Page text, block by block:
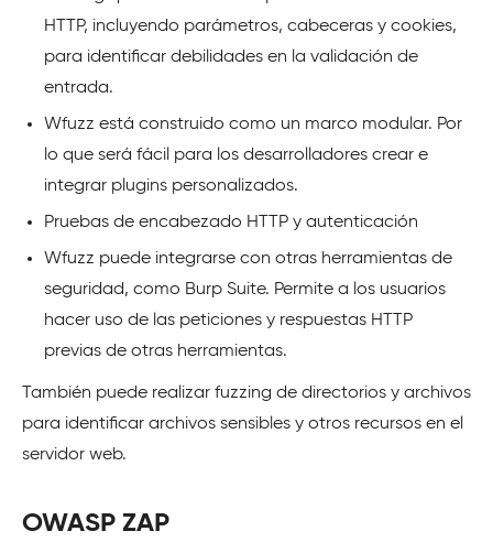
HTTP, incluyendo parámetros, cabeceras y cookies,
para identificar debilidades en la validación de
entrada.
Wfuzz está construido como un marco modular. Por
lo que será fácil para los desarrolladores crear e
integrar plugins personalizados.
Pruebas de encabezado HTTP y autenticación
Wfuzz puede integrarse con otras herramientas de
seguridad, como Burp Suite. Permite a los usuarios
hacer uso de las peticiones y respuestas HTTP
previas de otras herramientas.
También puede realizar fuzzing de directorios y archivos
para identificar archivos sensibles y otros recursos en el
servidor web.
OWASP ZAP